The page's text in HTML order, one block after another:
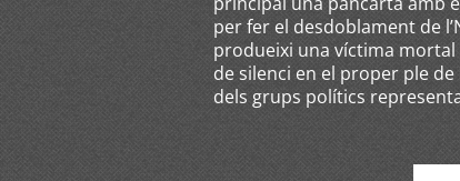
per fer el desdoblament de
produeixi una víctima
de silenci en el proper ple
dels grups polítics